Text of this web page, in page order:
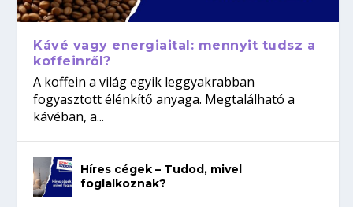
Kávé vagy energiaital: mennyit tudsz a
koffeinről?
A koffein a világ egyik leggyakrabban
fogyasztott élénkítő anyaga. Megtalálható a
kávéban, a...
Híres cégek – Tudod, mivel
foglalkoznak?